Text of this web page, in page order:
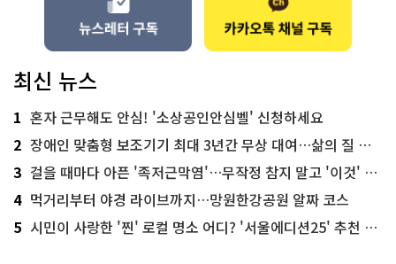
최신 뉴스
1 혼자 근무해도 안심! '소상공인안심벨' 신청하세요
2 장애인 맞춤형 보조기기 최대 3년간 무상 대여…삶의 질 높인다
3 걸을 때마다 아픈 '족저근막염'…무작정 참지 말고 '이것' 해보세요!
4 먹거리부터 야경 라이브까지…망원한강공원 알짜 코스
5 시민이 사랑한 '찐' 로컬 명소 어디? '서울에디션25' 추천 코스